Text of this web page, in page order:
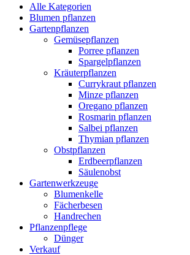
Alle Kategorien
Blumen pflanzen
Gartenpflanzen
Gemüsepflanzen
Porree pflanzen
Spargelpflanzen
Kräuterpflanzen
Currykraut pflanzen
Minze pflanzen
Oregano pflanzen
Rosmarin pflanzen
Salbei pflanzen
Thymian pflanzen
Obstpflanzen
Erdbeerpflanzen
Säulenobst
Gartenwerkzeuge
Blumenkelle
Fächerbesen
Handrechen
Pflanzenpflege
Dünger
Verkauf